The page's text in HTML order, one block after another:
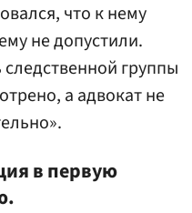
что к нему
не допустили.
группы
а адвокат не
в первую